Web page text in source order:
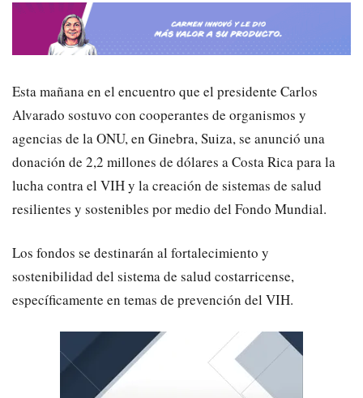
Esta mañana en el encuentro que el presidente Carlos
Alvarado sostuvo con cooperantes de organismos y
agencias de la ONU, en Ginebra, Suiza, se anunció una
donación de 2,2 millones de dólares a Costa Rica para la
lucha contra el VIH y la creación de sistemas de salud
resilientes y sostenibles por medio del Fondo Mundial.
Los fondos se destinarán al fortalecimiento y
sostenibilidad del sistema de salud costarricense,
específicamente en temas de prevención del VIH.